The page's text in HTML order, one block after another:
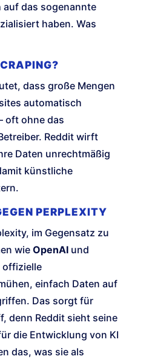
das sogenannte
haben. Was
dass große Mengen
automatisch
oft ohne das
Reddit wirft
Daten unrechtmäßig
künstliche
PERPLEXITY
im Gegensatz zu
wie OpenAI und
offizielle
einfach Daten auf
Das sorgt für
denn Reddit sieht seine
die Entwicklung von KI
das, was sie als